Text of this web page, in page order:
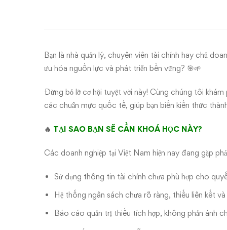
TRỊ
DOANH
NGHIỆP
QUẢ
VỚI
KHOÁ
HỌC
Bạn là nhà quản lý, chuyên viên tài chính hay chủ
ưu hóa nguồn lực và phát triển bền vững? 🎯🌱
Đừng bỏ lỡ cơ hội tuyệt vời này! Cùng chúng tôi
các chuẩn mực quốc tế, giúp bạn biến kiến thức
🔥 TẠI SAO BẠN SẼ CẦN KHOÁ HỌC NÀY?
Các doanh nghiệp tại Việt Nam hiện nay đang gặp
Sử dụng thông tin tài chính chưa phù hợp cho
Hệ thống ngân sách chưa rõ ràng, thiếu liên kết và
Báo cáo quản trị thiếu tích hợp, không phản ánh